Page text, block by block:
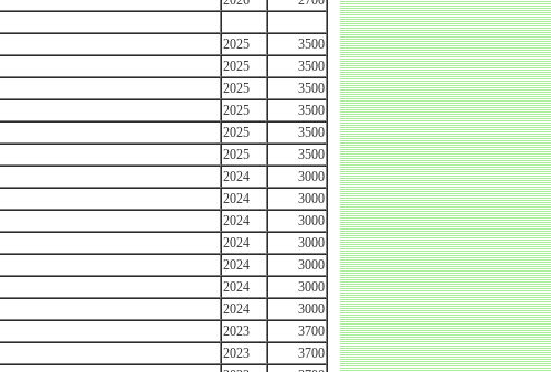
2025
3500
2025
3500
2025
3500
2025
3500
2025
3500
2025
3500
2024
3000
2024
3000
2024
3000
2024
3000
2024
3000
2024
3000
2024
3000
2023
3700
2023
3700